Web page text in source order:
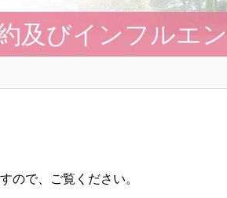
及びインフルエ
ので、ご覧ください。